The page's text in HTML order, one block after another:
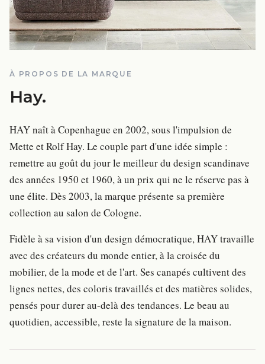
À PROPOS DE LA MARQUE
Hay.
HAY naît à Copenhague en 2002, sous l'impulsion de
Mette et Rolf Hay. Le couple part d'une idée simple :
remettre au goût du jour le meilleur du design scandinave
des années 1950 et 1960, à un prix qui ne le réserve pas à
une élite. Dès 2003, la marque présente sa première
collection au salon de Cologne.
Fidèle à sa vision d'un design démocratique, HAY travaille
avec des créateurs du monde entier, à la croisée du
mobilier, de la mode et de l'art. Ses canapés cultivent des
lignes nettes, des coloris travaillés et des matières solides,
pensés pour durer au-delà des tendances. Le beau au
quotidien, accessible, reste la signature de la maison.